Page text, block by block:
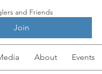
and Friends
Join
About Events